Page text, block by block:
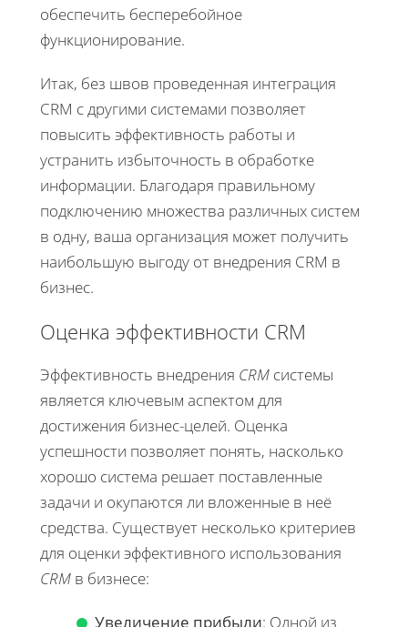
обеспечить бесперебойное
функционирование.
Итак, без швов проведенная интеграция
CRM с другими системами позволяет
повысить эффективность работы и
устранить избыточность в обработке
информации. Благодаря правильному
подключению множества различных систем
в одну, ваша организация может получить
наибольшую выгоду от внедрения CRM в
бизнес.
Оценка эффективности CRM
Эффективность внедрения CRM системы
является ключевым аспектом для
достижения бизнес-целей. Оценка
успешности позволяет понять, насколько
хорошо система решает поставленные
задачи и окупаются ли вложенные в неё
средства. Существует несколько критериев
для оценки эффективного использования
CRM в бизнесе:
Увеличение прибыли: Одной из